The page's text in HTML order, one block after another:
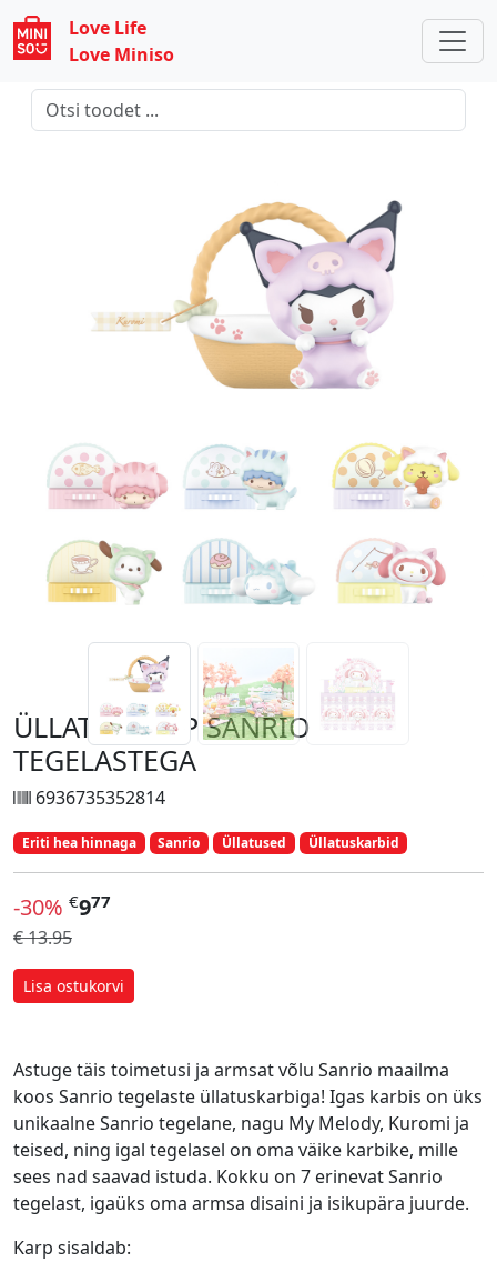
Love Life
Love Miniso
ÜLLATUSKARP SANRIO
TEGELASTEGA
6936735352814
Eriti hea hinnaga Sanrio Üllatused Üllatuskarbid
-30% €977
€ 13.95
Lisa ostukorvi
Astuge täis toimetusi ja armsat võlu Sanrio maailma
koos Sanrio tegelaste üllatuskarbiga! Igas karbis on üks
unikaalne Sanrio tegelane, nagu My Melody, Kuromi ja
teised, ning igal tegelasel on oma väike karbike, mille
sees nad saavad istuda. Kokku on 7 erinevat Sanrio
tegelast, igaüks oma armsa disaini ja isikupära juurde.
Karp sisaldab: